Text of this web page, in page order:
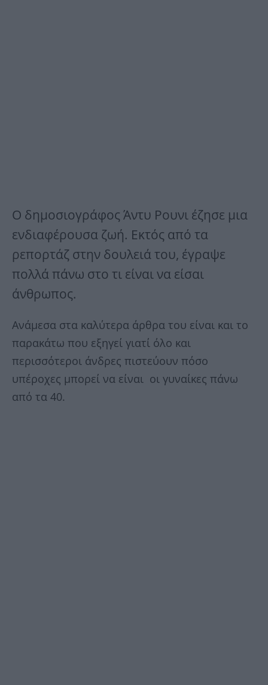
Ο δημοσιογράφος Άντυ Ρουνι έζησε μια
ενδιαφέρουσα ζωή. Εκτός από τα
ρεπορτάζ στην δουλειά του, έγραψε
πολλά πάνω στο τι είναι να είσαι
άνθρωπος.
Ανάμεσα στα καλύτερα άρθρα του είναι και το
παρακάτω που εξηγεί γιατί όλο και
περισσότεροι άνδρες πιστεύουν πόσο
υπέροχες μπορεί να είναι οι γυναίκες πάνω
από τα 40.